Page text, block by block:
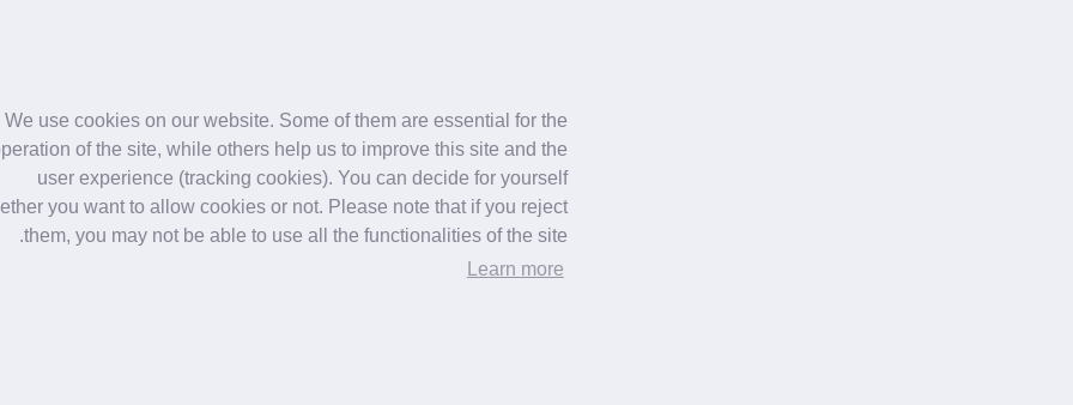
We use cookies on our website. Some of them are essential for the
of the site, while others help us to improve this site and the
user experience (tracking cookies). You can decide for yourself
you want to allow cookies or not. Please note that if you reject
them, you may not be able to use all the functionalities of the site.
Learn more
تقييم أولي سريع وموثوق لشكاواك باستخدام النموذج عبر الإنترنت